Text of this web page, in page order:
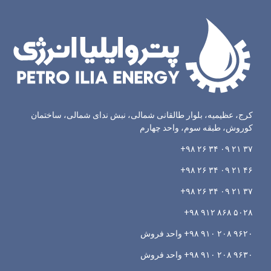
کرج، عظیمیه، بلوار طالقانی شمالی، نبش ندای شمالی، ساختمان
کوروش، طبقه سوم، واحد چهارم
۳۷ ۲۱ ۰۹ ۳۴ ۲۶ ۹۸+
۴۶ ۲۱ ۰۹ ۳۴ ۲۶ ۹۸+
۳۷ ۲۱ ۰۹ ۳۴ ۲۶ ۹۸+
۵۰۲۸ ۸۶۸ ۹۱۲ ۹۸+
۹۶۲۰ ۲۰۸ ۹۱۰ ۹۸+ واحد فروش
۹۶۳۰ ۲۰۸ ۹۱۰ ۹۸+ واحد فروش